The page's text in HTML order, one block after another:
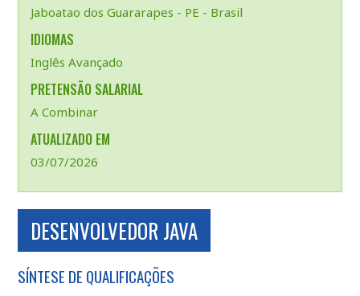
Jaboatao dos Guararapes - PE - Brasil
IDIOMAS
Inglês Avançado
PRETENSÃO SALARIAL
A Combinar
ATUALIZADO EM
03/07/2026
DESENVOLVEDOR JAVA
SÍNTESE DE QUALIFICAÇÕES